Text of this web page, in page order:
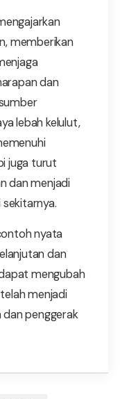
memberikan
dan
lebah kelulut,
juga turut
dan menjadi
nyata
dan
mengubah
menjadi
dan penggerak